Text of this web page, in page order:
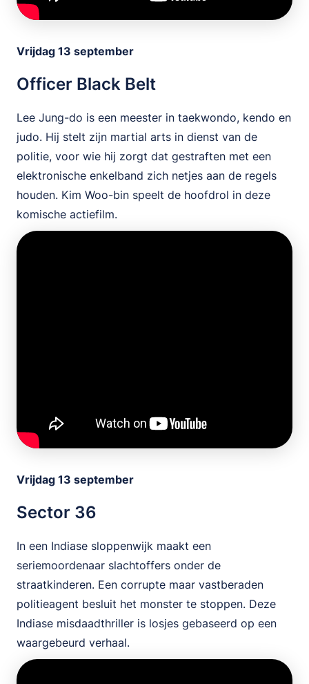
Vrijdag 13 september
Officer Black Belt
Lee Jung-do is een meester in taekwondo, kendo en
judo. Hij stelt zijn martial arts in dienst van de
politie, voor wie hij zorgt dat gestraften met een
elektronische enkelband zich netjes aan de regels
houden. Kim Woo-bin speelt de hoofdrol in deze
komische actiefilm.
Vrijdag 13 september
Sector 36
In een Indiase sloppenwijk maakt een
seriemoordenaar slachtoffers onder de
straatkinderen. Een corrupte maar vastberaden
politieagent besluit het monster te stoppen. Deze
Indiase misdaadthriller is losjes gebaseerd op een
waargebeurd verhaal.